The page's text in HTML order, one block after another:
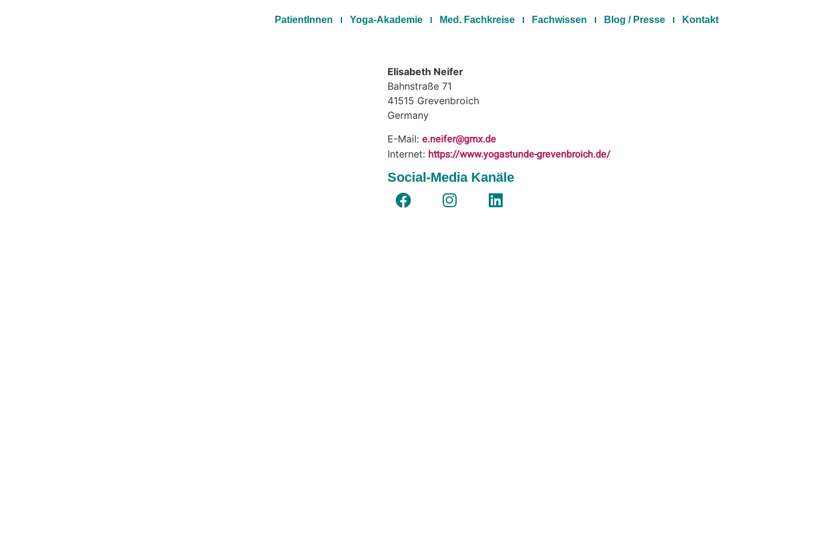
PatientInnen Yoga-Akademie Med. Fachkreise Fachwissen Blog / Presse Kontakt
Elisabeth Neifer
Bahnstraße 71
41515 Grevenbroich
Germany
E-Mail:e.neifer@gmx.de
Internet: https://www.yogastunde-grevenbroich.de/
Social-Media Kanäle